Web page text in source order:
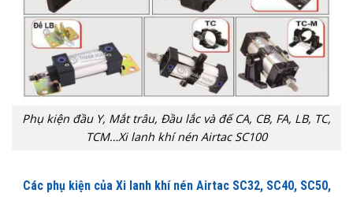
Phụ kiện đầu Y, Mắt trâu, Đầu lắc và đế CA, CB, FA, LB, TC,
TCM…Xi lanh khí nén Airtac SC100
Các phụ kiện của Xi lanh khí nén Airtac SC32, SC40, SC50,